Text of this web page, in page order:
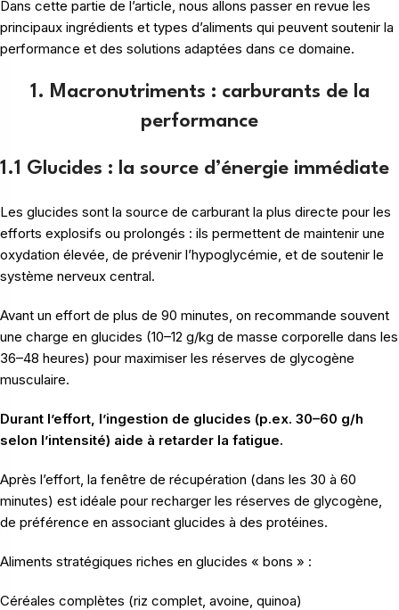
Dans cette partie de l’article, nous allons passer en revue les
principaux ingrédients et types d’aliments qui peuvent soutenir la
performance et des solutions adaptées dans ce domaine.
1. Macronutriments : carburants de la
performance
1.1 Glucides : la source d’énergie immédiate
Les glucides sont la source de carburant la plus directe pour les
efforts explosifs ou prolongés : ils permettent de maintenir une
oxydation élevée, de prévenir l’hypoglycémie, et de soutenir le
système nerveux central.
Avant un effort de plus de 90 minutes, on recommande souvent
une charge en glucides (10–12 g/kg de masse corporelle dans les
36–48 heures) pour maximiser les réserves de glycogène
musculaire.
Durant l’effort, l’ingestion de glucides (p.ex. 30–60 g/h
selon l’intensité) aide à retarder la fatigue.
Après l’effort, la fenêtre de récupération (dans les 30 à 60
minutes) est idéale pour recharger les réserves de glycogène,
de préférence en associant glucides à des protéines.
Aliments stratégiques riches en glucides « bons » :
Céréales complètes (riz complet, avoine, quinoa)